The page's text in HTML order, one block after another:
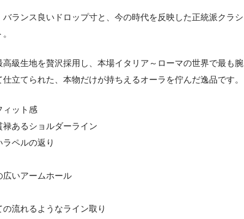
ランス良いドロップ寸と、今の時代を反映した正統派クラシ
級生地を贅沢採用し、本場イタリア～ローマの世界で最も腕
立てられた、本物だけが持ちえるオーラを佇んだ逸品です。
ィット感
あるショルダーライン
ペルの返り
広いアームホール
流れるようなライン取り